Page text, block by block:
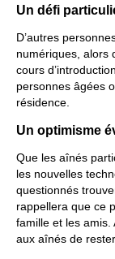
Un défi
D’autres
numériques, alors
cours
personnes âgées
résidence.
Un optimisme
Que les aînés
les nouvelles
questionnés
rappellera que ce
famille et les amis.
aux aînés de